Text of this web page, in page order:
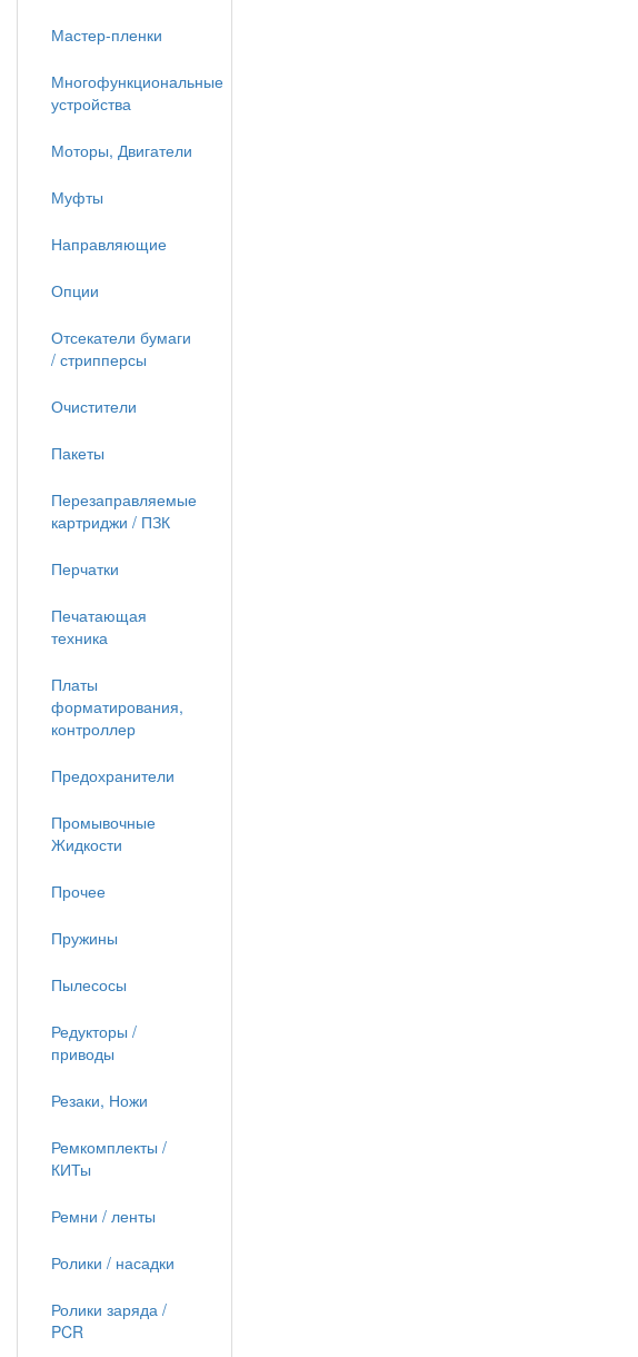
Мастер-пленки
Многофункциональные
устройства
Моторы, Двигатели
Муфты
Направляющие
Опции
Отсекатели бумаги
/ стрипперсы
Очистители
Пакеты
Перезаправляемые
картриджи / ПЗК
Перчатки
Печатающая
техника
Платы
форматирования,
контроллер
Предохранители
Промывочные
Жидкости
Прочее
Пружины
Пылесосы
Редукторы /
приводы
Резаки, Ножи
Ремкомплекты /
КИТы
Ремни / ленты
Ролики / насадки
Ролики заряда /
PCR